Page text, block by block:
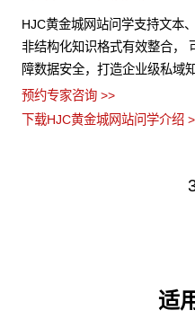
HJC黄金城网站问学支持文本
非结构化知识格式有效整合，
障数据安全，打造企业级私域知
预约专家咨询 >>
下载HJC黄金城网站问学介绍
适